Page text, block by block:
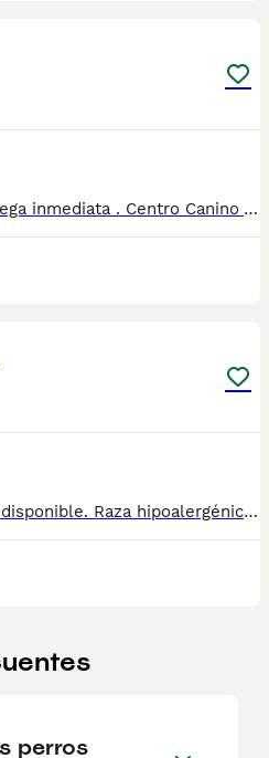
Macho rojo disponible entrega inmediata . Centro Canino Vallbonica es mucho más que un centro de cría , es una familia comprometida con el bienestar animal y la cria responsable, siendo Criadores directos, sin intermediarios, con más de 20 años de experiencia. Apostamos por la cría responsable y una cuidada selección por ello todos nuestros bebés nacen y se crían en nuestras instalaciones , asegurando así un correcto desarrollo y una magnífica socialización, consiguiendo en cada ejemplar un carácter juguetón y extrovertido algo primordial para su adaptación como un miembro más en tu familia . Se entregan con el carnet de vacunas con el plan correspondiente a su edad , desparasitados y microchip implantado y activado en registro de Anicom. Facilitamos junto al cachorro contrato de compra con garantías víricas de 15 días y congénitas de 1 año . Contamos con un gran equipo de profesionales entre los que se encuentran educadores, auxiliares y Veterinarios ofreciendo los controles sanitarios necesarios así como continua vigilancia asegurando su bienestar . Hacemos envíos a toda España con empresa de transporte privado, proporcionando un viaje confortable y ofreciendo las atenciones necesarias a nuestros bebés . Si estás interesado en alguno de nuestros ejemplares solicita información sin compromiso al 722269698 . También atendemos vía WhatsApp . PRECIO REAL ( incluye el IVA) .
Preciso machito Cockapoo disponible. Raza hipoalergénica y muy cariñoso . Centro Canino Vallbonica es mucho más que un centro de cría , es una familia comprometida con el bienestar animal y la cria responsable, por ello todos nuestros bebés nacen y se crían en nuestras instalaciones , asegurando así un correcto desarrollo y una magnífica socialización, consiguiendo en cada ejemplar un carácter juguetón y extrovertido algo primordial para su adaptación como un miembro más en tu familia . Se entregan con el carnet de vacunas con el plan correspondiente a su edad , desparasitados y microchip implantado y activado en registro de Anicom. Facilitamos junto al cachorro contrato de compra con garantías víricas de 15 días y congénitas de 1 año . Contamos con un gran equipo de profesionales entre los que se encuentran educadores, auxiliares y Veterinarios ofreciendo los controles sanitarios necesarios así como continua vigilancia asegurando su bienestar . Hacemos envíos a toda España con empresa de transporte privado, proporcionando un viaje confortable y ofreciendo las atenciones necesarias a nuestros bebés . Si estás interesado en alguno de nuestros ejemplares solicita información sin compromiso al 722269698 . También atendemos vía WhatsApp . PRECIO REAL ( incluye el IVA) . Núcleo zoológico B2501315
perros